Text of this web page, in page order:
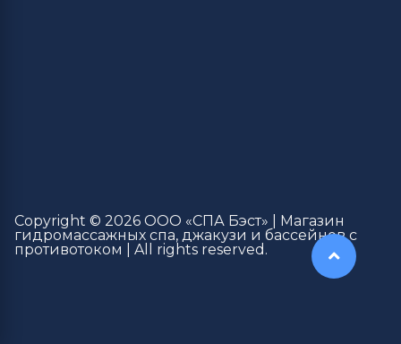
Copyright © 2026 ООО «СПА Бэст» | Магазин
гидромассажных спа, джакузи и бассейнов с
противотоком | All rights reserved.